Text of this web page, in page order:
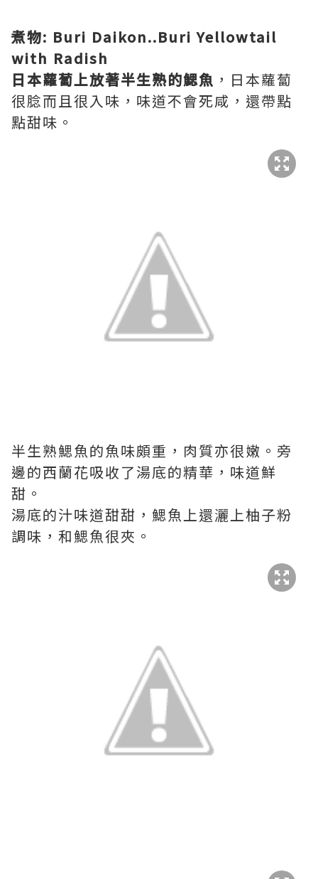
煮物: Buri Daikon..Buri Yellowtail
with Radish
日本蘿蔔上放著半生熟的鰓魚 ，日本蘿蔔
很腍而且很入味，味道不會死咸，還帶點
點甜味。
半生熟鰓魚的魚味頗重，肉質亦很嫩。旁
邊的西蘭花吸收了湯底的精華，味道鮮
甜。
湯底的汁味道甜甜，鰓魚上還灑上柚子粉
調味，和鰓魚很夾。